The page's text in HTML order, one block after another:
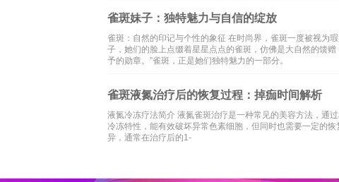
雀斑妹子：独特魅力与自信的绽放
雀斑：自然的印记与个性的象征 在时尚界，雀斑一度被视为
子，她们的脸上点缀着星星点点的雀斑，仿佛是大自然的馈
予的勋章。”雀斑，正是她们独特魅力的一部分。
雀斑液氮治疗后的恢复过程：掉痂时间解析
液氮冷冻疗法简介 液氮雀斑治疗是一种常见的美容方法，通
冷冻特性，能有效破坏异常色素细胞，但同时也需要一定的
异，通常在治疗后的1-